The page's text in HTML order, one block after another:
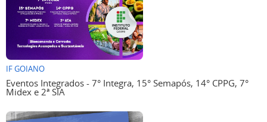
IF GOIANO
Eventos Integrados - 7° Integra, 15° Semapós, 14° CPPG, 7°
Midex e 2ª SIA